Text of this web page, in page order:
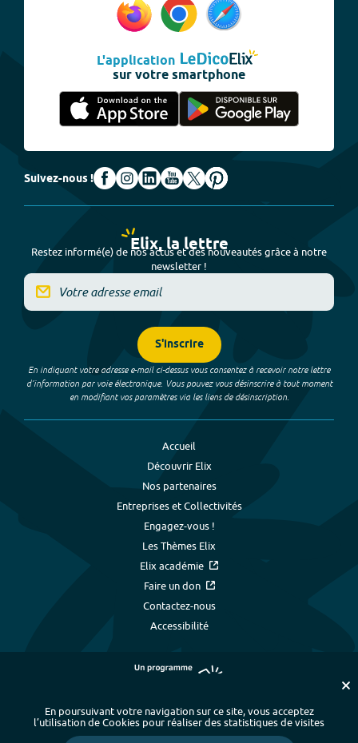
L'application
sur votre smartphone
Suivez-nous !
Elix, la lettre
Restez informé(e) de nos actus et des nouveautés grâce à notre
newsletter !
S'inscrire
En indiquant votre adresse e-mail ci-dessus vous consentez à recevoir notre lettre
d’information par voie électronique. Vous pouvez vous désinscrire à tout moment
en modifiant vos paramètres via les liens de désinscription.
Accueil
Découvrir Elix
Nos partenaires
Entreprises et Collectivités
Engagez-vous !
Les Thèmes Elix
Elix académie
Faire un don
Contactez-nous
Accessibilité
Plan du site - Index alphabétique -
En poursuivant votre navigation sur ce site, vous acceptez
l’utilisation de Cookies pour réaliser des statistiques de visites